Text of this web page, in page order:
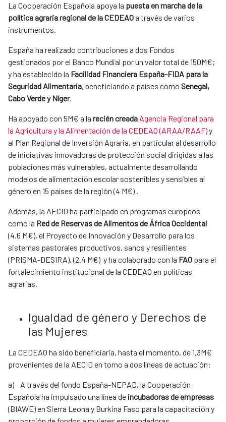
La Cooperación Española apoya la puesta en marcha de la
política agraria regional de la CEDEAOa través de varios
instrumentos.
España ha realizado contribuciones a dos Fondos
gestionados por el Banco Mundial por un valor total de 150M€;
y ha establecido la Facilidad Financiera España-FIDA para la
Seguridad Alimentaria, beneficiando a países como Senegal,
Cabo Verde y Níger.
Ha apoyado con 5M€ a la recién creada Agencia Regional para
la Agricultura y la Alimentación de la CEDEAO (ARAA/RAAF)y
al Plan Regional de Inversión Agraria, en particular al desarrollo
de iniciativas innovadoras de protección social dirigidas a las
poblaciones más vulnerables, actualmente desarrollando
modelos de alimentación escolar sostenibles y sensibles al
género en 15 países de la región (4 M€) .
Además, la AECID ha participado en programas europeos
como la Red de Reservas de Alimentos de África Occidental
(4.6 M€), el Proyecto de Innovación y Desarrollo para los
sistemas pastorales productivos, sanos y resilientes
(PRISMA-DESIRA), (2.4 M€) y ha colaborado con la FAO para el
fortalecimiento institucional de la CEDEAO en políticas
agrarias.
Igualdad de género y Derechos de
las Mujeres
La CEDEAO ha sido beneficiaria, hasta el momento, de 1,3M€
provenientes de la AECID en torno a dos líneas de actuación:
a) A través del fondo España-NEPAD, la Cooperación
Española ha impulsado una línea de incubadoras de empresas
(BIAWE) en Sierra Leona y Burkina Faso para la capacitación y